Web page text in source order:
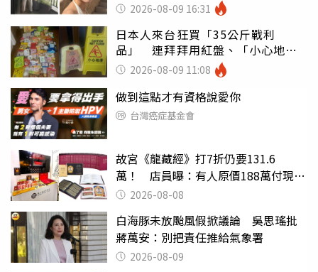
2026-08-09 16:31
日本人來台狂買「35公斤戰利
品」 連拜拜用紅盤、「小心地
滑」告示牌也帶回家
2026-08-09 11:08
做到這點才有資格說愛你
台灣癌症基金會
故宮《龍藏經》打7折仍要131.6
萬！ 店員曝：有人原價188萬付現購
買 2026-08-08
白海豚未放颱風假掀議論 吳思瑤批
蔣萬安：別把責任推給氣象署
2026-08-09